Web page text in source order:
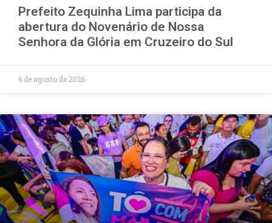
Prefeito Zequinha Lima participa da
abertura do Novenário de Nossa
Senhora da Glória em Cruzeiro do Sul
6 de agosto de 2026